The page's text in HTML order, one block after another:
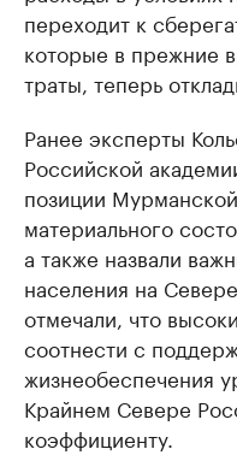
переходит к
которые в прежние
траты, теперь
Ранее эксперты
Российской
позиции
материального
а также назвали
населения на
отмечали, что
соотнести с
жизнеобеспечения
Крайнем Севере
коэффициенту.